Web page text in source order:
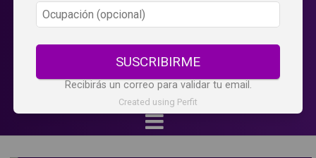
SUSCRIBIRME
Recibirás un correo para validar tu email.
Created using Perfit